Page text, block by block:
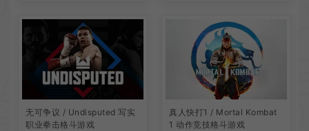
无可争议 / Undisputed 写实
职业拳击格斗游戏
真人快打1 / Mortal Kombat
1 动作竞技格斗游戏